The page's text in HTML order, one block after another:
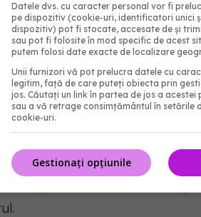
hipertensiunea,
formă de demență, după
- paznicul
acționează ca un filtru,
Datele dvs. cu caracter personal vor fi
pe dispozitiv (cookie-uri, identificatori unici
dispozitiv) pot fi stocate, accesate de și
sau pot fi folosite în mod specific de acest
putem folosi date exacte de localizare
Unii furnizori vă pot prelucra datele cu
legitim, față de care puteți obiecta prin
jos. Căutați un link în partea de jos a acestei
sau a vă retrage consimțământul în setările
cookie-uri.
Gestionați opțiunile